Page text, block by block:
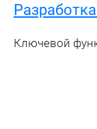
Разработка
Ключевой